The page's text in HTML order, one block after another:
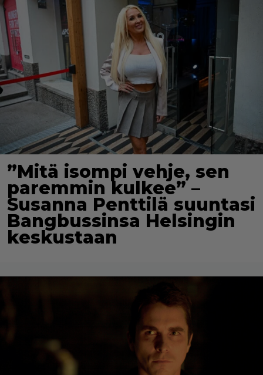
”Mitä isompi vehje, sen
paremmin kulkee” –
Susanna Penttilä suuntasi
Bangbussinsa Helsingin
keskustaan